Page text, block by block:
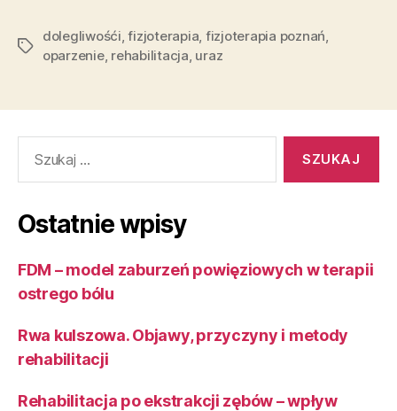
Tagi
dolegliwośći,fizjoterapia, fizjoterapia poznań,
oparzenie, rehabilitacja, uraz
Ostatnie wpisy
FDM – model zaburzeń powięziowych w terapii
ostrego bólu
Rwa kulszowa. Objawy, przyczyny i metody
rehabilitacji
Rehabilitacja po ekstrakcji zębów – wpływ